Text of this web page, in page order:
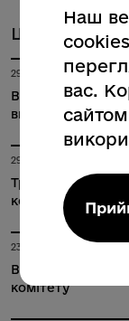
Ще новини
29.07.2026
Відбулося
виконкому
29.07.2026
Трансляція
комітету
23.07.2026
Відбулося
комітету
Наш
вас.